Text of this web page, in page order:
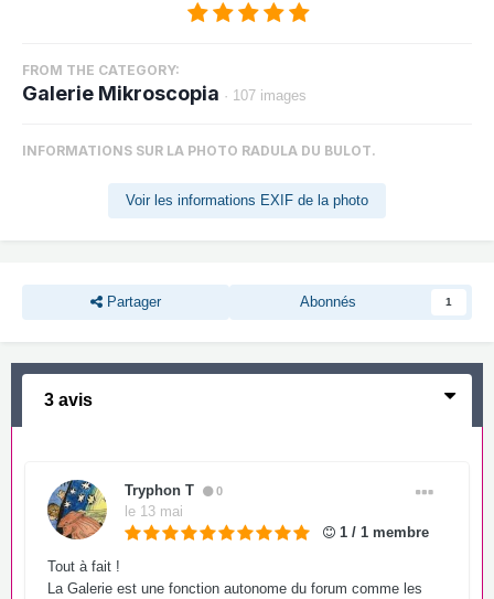
FROM THE CATEGORY:
Galerie Mikroscopia · 107 images
INFORMATIONS SUR LA PHOTO RADULA DU BULOT.
Voir les informations EXIF de la photo
Partager Abonnés 1
3 avis
Tryphon T 0
le 13 mai
1 / 1 membre
Tout à fait !
La Galerie est une fonction autonome du forum comme les